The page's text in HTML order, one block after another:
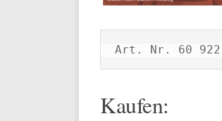
Art. Nr. 60 922
Kaufen: